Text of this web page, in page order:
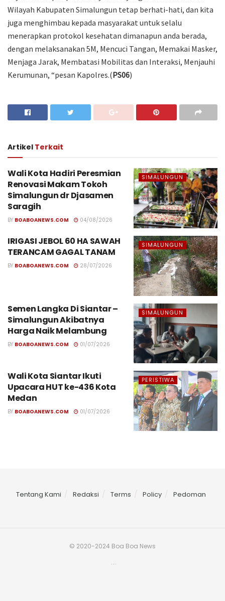
Wilayah Kabupaten Simalungun tetap berhati-hati, dan kita
juga menghimbau kepada masyarakat untuk selalu
menerapkan protokol kesehatan dimanapun anda berada,
dengan melaksanakan 5M, Mencuci Tangan, Memakai Masker,
Menjaga Jarak, Membatasi Mobilitas dan Interaksi, Menjauhi
Kerumunan, “pesan Kapolres.(PS06)
Artikel Terkait
SIMALUNGUN
Wali Kota Hadiri Peresmian
Renovasi Makam Tokoh
Simalungun dr Djasamen
Saragih
BY BOABOANEWS.COM 04/08/2026
SIMALUNGUN
IRIGASI JEBOL 60 HA SAWAH
TERANCAM GAGAL TANAM
BY BOABOANEWS.COM 28/07/2026
SIMALUNGUN
Semen Langka Di Siantar –
Simalungun Akibatnya
Harga Naik Melambung
BY BOABOANEWS.COM 01/07/2026
PERISTIWA
Wali Kota Siantar Ikuti
Upacara HUT ke-436 Kota
Medan
BY BOABOANEWS.COM 01/07/2026
Tentang Kami Redaksi Terms Policy Pedoman
© 2020-2024 Boa Boa News